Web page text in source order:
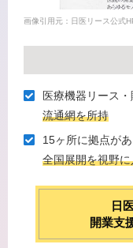
画像引用元：日医リース公式
医療機器リース
流通網を所持
15ヶ所に拠点が
全国展開を視野
日
開業支